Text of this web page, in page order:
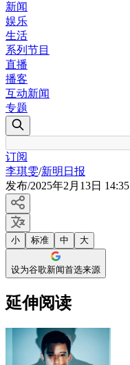
新闻
娱乐
生活
系列节目
直播
播客
互动新闻
专题
订阅
李琪雯/新明日报
发布/2025年2月13日 14:35
小 标准 中 大
设为谷歌新闻首选来源
延伸阅读